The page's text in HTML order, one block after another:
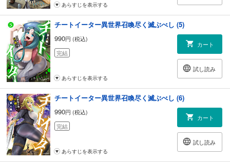
あらすじを表示する
チートイーター異世界召喚尽く滅ぶべし (5)
990円 (税込)
完結
カート
試し読み
あらすじを表示する
チートイーター異世界召喚尽く滅ぶべし (6)
990円 (税込)
完結
カート
試し読み
あらすじを表示する